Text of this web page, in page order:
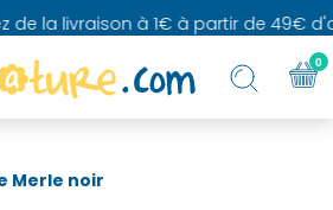
de la livraison à 1€ à partir de 49€
Merle noir
0